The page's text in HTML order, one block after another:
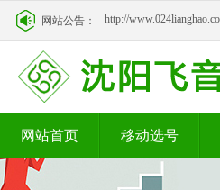
网站公告： http://
网站首页 移动选号